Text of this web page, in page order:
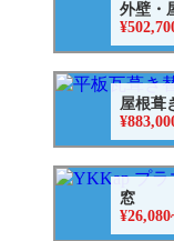
外壁・
屋根葺
窓